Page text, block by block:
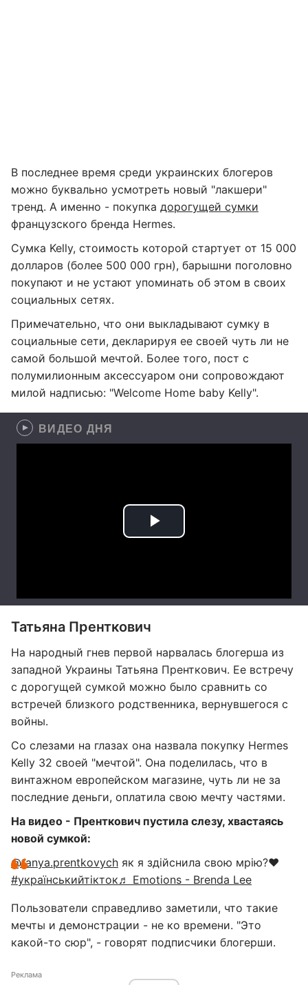
В последнее время среди украинских блогеров
можно буквально усмотреть новый "лакшери"
тренд. А именно - покупка дорогущей сумки
французского бренда Hermes.
Сумка Kelly, стоимость которой стартует от 15 000
долларов (более 500 000 грн), барышни поголовно
покупают и не устают упоминать об этом в своих
социальных сетях.
Примечательно, что они выкладывают сумку в
социальные сети, декларируя ее своей чуть ли не
самой большой мечтой. Более того, пост с
полумилионным аксессуаром они сопровождают
милой надписью: "Welcome Home baby Kelly".
ВИДЕО ДНЯ
Татьяна Пренткович
На народный гнев первой нарвалась блогерша из
западной Украины Татьяна Пренткович. Ее встречу
с дорогущей сумкой можно было сравнить со
встречей близкого родственника, вернувшегося с
войны.
Со слезами на глазах она назвала покупку Hermes
Kelly 32 своей "мечтой". Она поделилась, что в
винтажном европейском магазине, чуть ли не за
последние деньги, оплатила свою мечту частями.
На видео - Пренткович пустила слезу, хвастаясь
новой сумкой:
@tanya.prentkovych як я здійснила свою мрію?♥️
#українськийтікток♬ Emotions - Brenda Lee
Пользователи справедливо заметили, что такие
мечты и демонстрации - не ко времени. "Это
какой-то сюр", - говорят подписчики блогерши.
Реклама